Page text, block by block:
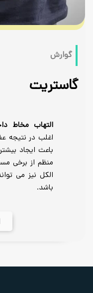
داخلی معده: التهاب
عفونت با همان
بیشتر زخم معده می شود.
مسکن ها و نوشیدن
می تواند در تورم معده